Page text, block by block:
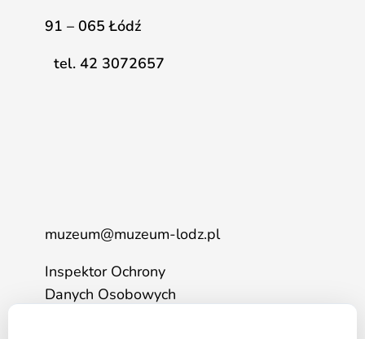
91 – 065 Łódź
tel. 42 3072657
muzeum@muzeum-lodz.pl
Inspektor Ochrony
Danych Osobowych